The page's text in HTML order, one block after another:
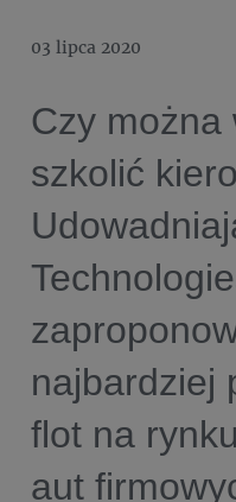
03 lipca 2020
Czy można
szkolić
najbardziej
flot na
aut